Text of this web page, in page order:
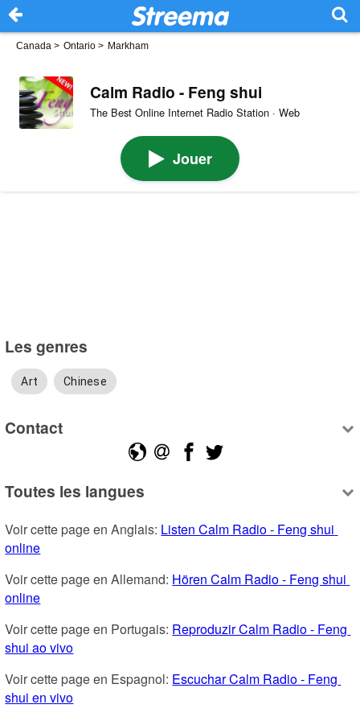
Canada > Ontario > Markham
Calm Radio - Feng shui
The Best Online Internet Radio Station · Web
Jouer
Les genres
Art Chinese
Contact
Toutes les langues
Voir cette page en Anglais: Listen Calm Radio - Feng shui
online
Voir cette page en Allemand: Hören Calm Radio - Feng shui
online
Voir cette page en Portugais: Reproduzir Calm Radio - Feng
shui ao vivo
Voir cette page en Espagnol: Escuchar Calm Radio - Feng
shui en vivo